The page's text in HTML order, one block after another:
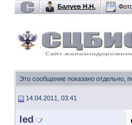
Балуев Н.Н.
Это сообщение показано отдельно,
14.04.2011, 03:41
led